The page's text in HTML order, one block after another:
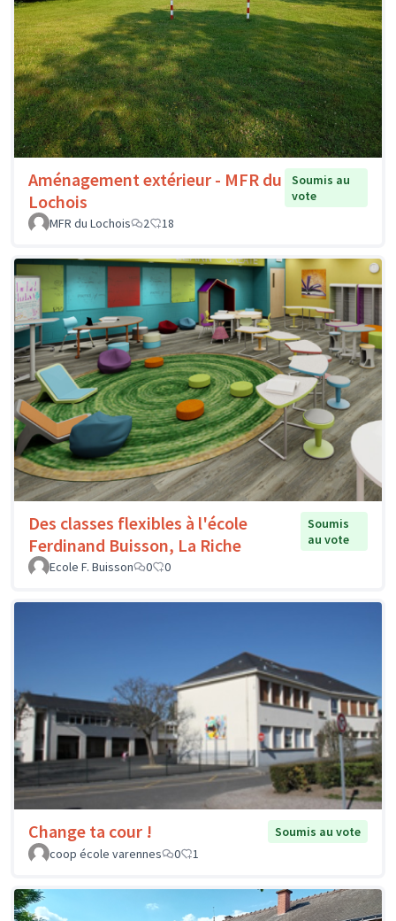
Aménagement extérieur - MFR du
Lochois
Soumis au
vote
MFR du Lochois
2 18
Des classes flexibles à l'école
Ferdinand Buisson, La Riche
Soumis
au vote
Ecole F. Buisson
0 0
Change ta cour !
Soumis au vote
coop école varennes
0 1